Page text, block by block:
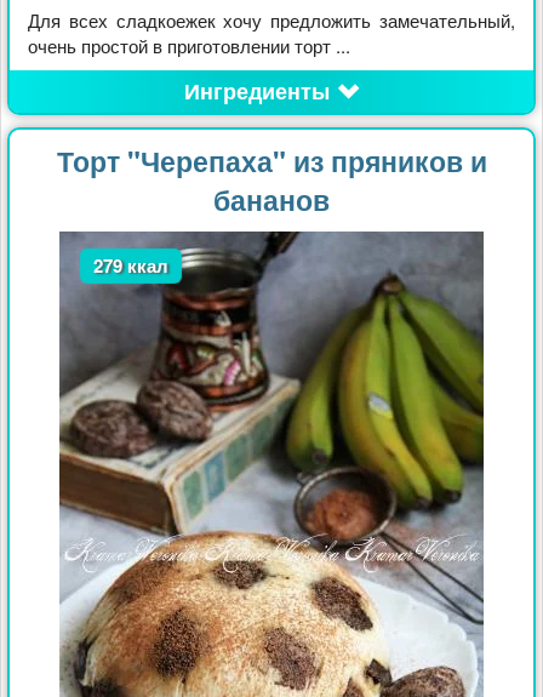
Для всех сладкоежек хочу предложить замечательный,
очень простой в приготовлении торт ...
Ингредиенты
Торт "Черепаха" из пряников и
бананов
279 ккал